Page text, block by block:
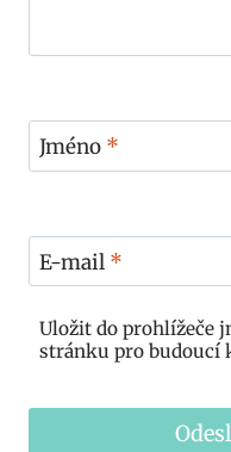
Jméno *
E-mail *
Uložit do prohlížeče
stránku pro budoucí